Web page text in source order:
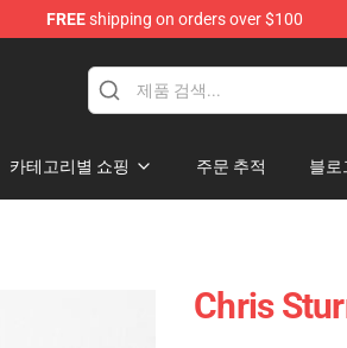
FREEshipping on orders over $100
카테고리별 쇼핑 주문 추적 블로
Chris